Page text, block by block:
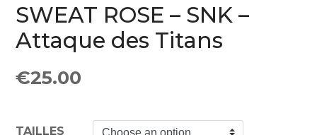
SWEAT ROSE – SNK –
Attaque des Titans
€25.00
TAILLES